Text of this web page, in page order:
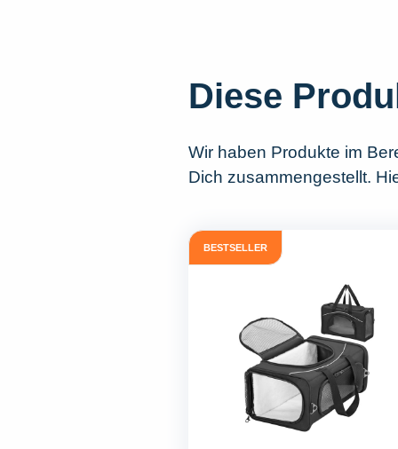
Diese
Wir haben Produkte im
Dich zusammengestellt.
BESTSELLER